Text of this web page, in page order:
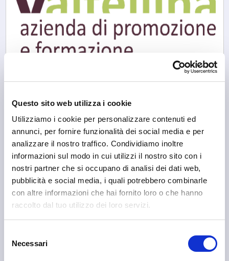
Questo sito web utilizza i cookie
Utilizziamo i cookie per personalizzare contenuti ed
annunci, per fornire funzionalità dei social media e per
analizzare il nostro traffico. Condividiamo inoltre
informazioni sul modo in cui utilizzi il nostro sito con i
nostri partner che si occupano di analisi dei dati web,
pubblicità e social media, i quali potrebbero combinarle
con altre informazioni che hai fornito loro o che hanno
raccolto dal tuo utilizzo dei loro servizi.
delNecessari